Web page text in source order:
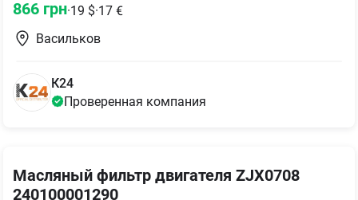
866 грн·19 $·17 €
Васильков
К24
Проверенная компания
Масляный фильтр двигателя ZJX0708
240100001290